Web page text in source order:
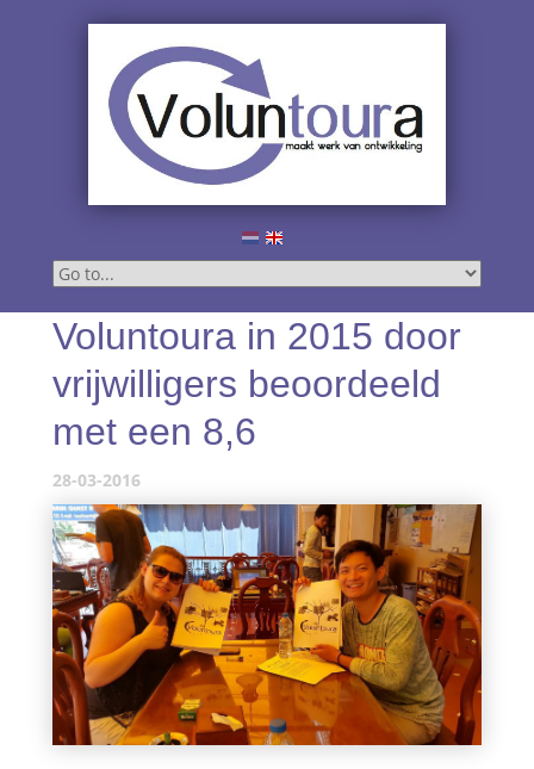
Voluntoura in 2015 door
vrijwilligers beoordeeld
met een 8,6
28-03-2016